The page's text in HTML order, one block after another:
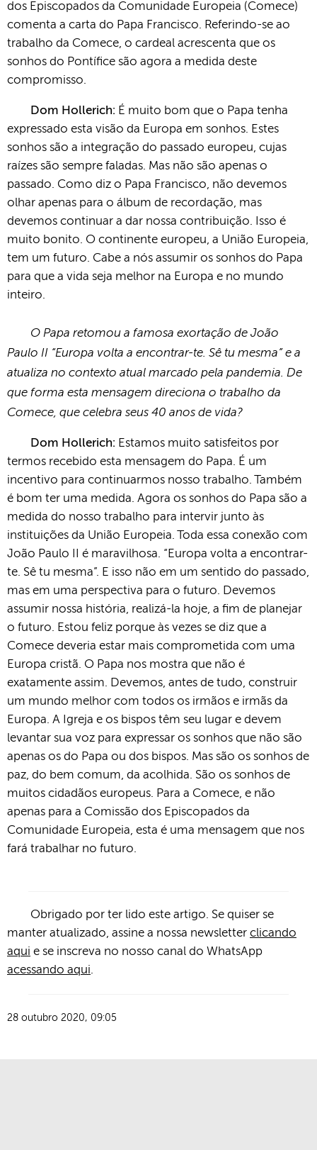
dos Episcopados da Comunidade Europeia (Comece)
comenta a carta do Papa Francisco. Referindo-se ao
trabalho da Comece, o cardeal acrescenta que os
sonhos do Pontífice são agora a medida deste
compromisso.
Dom Hollerich: É muito bom que o Papa tenha
expressado esta visão da Europa em sonhos. Estes
sonhos são a integração do passado europeu, cujas
raízes são sempre faladas. Mas não são apenas o
passado. Como diz o Papa Francisco, não devemos
olhar apenas para o álbum de recordação, mas
devemos continuar a dar nossa contribuição. Isso é
muito bonito. O continente europeu, a União Europeia,
tem um futuro. Cabe a nós assumir os sonhos do Papa
para que a vida seja melhor na Europa e no mundo
inteiro.
O Papa retomou a famosa exortação de João
Paulo II “Europa volta a encontrar-te. Sê tu mesma” e a
atualiza no contexto atual marcado pela pandemia. De
que forma esta mensagem direciona o trabalho da
Comece, que celebra seus 40 anos de vida?
Dom Hollerich: Estamos muito satisfeitos por
termos recebido esta mensagem do Papa. É um
incentivo para continuarmos nosso trabalho. Também
é bom ter uma medida. Agora os sonhos do Papa são a
medida do nosso trabalho para intervir junto às
instituições da União Europeia. Toda essa conexão com
João Paulo II é maravilhosa. “Europa volta a encontrar-
te. Sê tu mesma”. E isso não em um sentido do passado,
mas em uma perspectiva para o futuro. Devemos
assumir nossa história, realizá-la hoje, a fim de planejar
o futuro. Estou feliz porque às vezes se diz que a
Comece deveria estar mais comprometida com uma
Europa cristã. O Papa nos mostra que não é
exatamente assim. Devemos, antes de tudo, construir
um mundo melhor com todos os irmãos e irmãs da
Europa. A Igreja e os bispos têm seu lugar e devem
levantar sua voz para expressar os sonhos que não são
apenas os do Papa ou dos bispos. Mas são os sonhos de
paz, do bem comum, da acolhida. São os sonhos de
muitos cidadãos europeus. Para a Comece, e não
apenas para a Comissão dos Episcopados da
Comunidade Europeia, esta é uma mensagem que nos
fará trabalhar no futuro.
Obrigado por ter lido este artigo. Se quiser se
manter atualizado, assine a nossa newsletter clicando
aqui e se inscreva no nosso canal do WhatsApp
acessando aqui.
28 outubro 2020, 09:05